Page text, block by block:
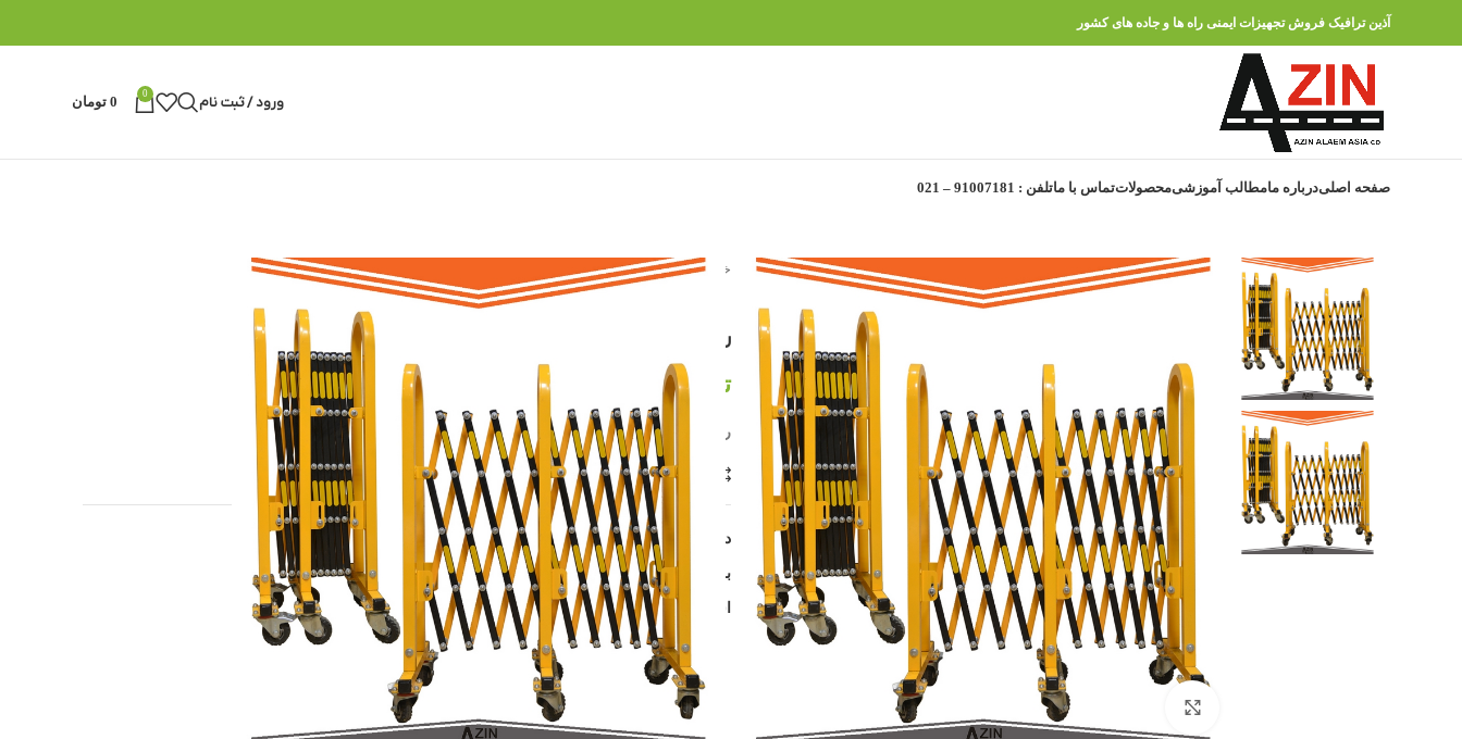
آذین ترافیک فروش تجهیزات ایمنی راه ها و جاده های کشور
ورود / ثبت نام 0
0 تومان
صفحه اصلیدرباره مامطالب آموزشیمحصولاتتماس با ماتلفن : 91007181 – 021
بزرگنمایی تصویر
خانه »محصولات ترافیکی»
راه بند دوبل آکاردئونی 6 متری
تماس بگیرید
راه بند دوبل آکاردئونی 6 متری
مقایسه افزودن به علاقه مندی
دسته: تجهیزات ترافیکی پارکینگ
برچسب: پارکینگ, راه بند
اشتراک گذاری: